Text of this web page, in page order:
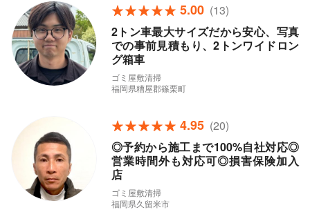
5.00 (13)
2トン車最大サイズだから安心、写真
での事前見積もり、2トンワイドロン
グ箱車
ゴミ屋敷清掃
福岡県糟屋郡篠栗町
4.95 (20)
◎予約から施工まで100%自社対応◎
営業時間外も対応可◎損害保険加入
店
ゴミ屋敷清掃
福岡県久留米市